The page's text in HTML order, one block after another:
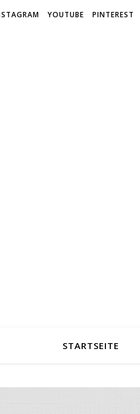
YOUTUBE PINTEREST
STARTSEITE